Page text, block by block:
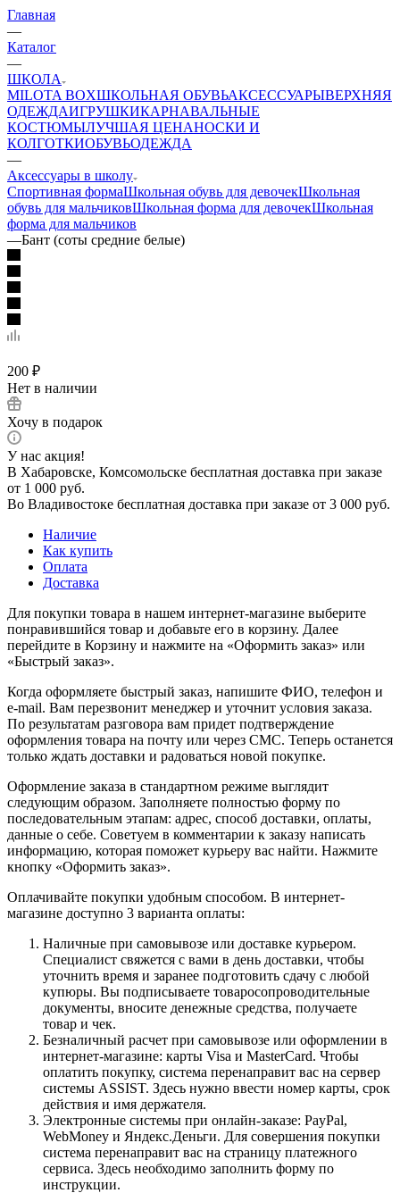
Главная
—
Каталог
—
ШКОЛА
MILOTA BOXШКОЛЬНАЯ ОБУВЬАКСЕССУАРЫВЕРХНЯЯ
ОДЕЖДАИГРУШКИКАРНАВАЛЬНЫЕ
КОСТЮМЫЛУЧШАЯ ЦЕНАНОСКИ И
КОЛГОТКИОБУВЬОДЕЖДА
—
Аксессуары в школу
Спортивная формаШкольная обувь для девочекШкольная
обувь для мальчиковШкольная форма для девочекШкольная
форма для мальчиков
—Бант (соты средние белые)
200 ₽
Нет в наличии
Хочу в подарок
У нас акция!
В Хабаровске, Комсомольске бесплатная доставка при заказе
от 1 000 руб.
Во Владивостоке бесплатная доставка при заказе от 3 000 руб.
Наличие
Как купить
Оплата
Доставка
Для покупки товара в нашем интернет-магазине выберите
понравившийся товар и добавьте его в корзину. Далее
перейдите в Корзину и нажмите на «Оформить заказ» или
«Быстрый заказ».
Когда оформляете быстрый заказ, напишите ФИО, телефон и
e-mail. Вам перезвонит менеджер и уточнит условия заказа.
По результатам разговора вам придет подтверждение
оформления товара на почту или через СМС. Теперь останется
только ждать доставки и радоваться новой покупке.
Оформление заказа в стандартном режиме выглядит
следующим образом. Заполняете полностью форму по
последовательным этапам: адрес, способ доставки, оплаты,
данные о себе. Советуем в комментарии к заказу написать
информацию, которая поможет курьеру вас найти. Нажмите
кнопку «Оформить заказ».
Оплачивайте покупки удобным способом. В интернет-
магазине доступно 3 варианта оплаты:
Наличные при самовывозе или доставке курьером.
Специалист свяжется с вами в день доставки, чтобы
уточнить время и заранее подготовить сдачу с любой
купюры. Вы подписываете товаросопроводительные
документы, вносите денежные средства, получаете
товар и чек.
Безналичный расчет при самовывозе или оформлении в
интернет-магазине: карты Visa и MasterCard. Чтобы
оплатить покупку, система перенаправит вас на сервер
системы ASSIST. Здесь нужно ввести номер карты, срок
действия и имя держателя.
Электронные системы при онлайн-заказе: PayPal,
WebMoney и Яндекс.Деньги. Для совершения покупки
система перенаправит вас на страницу платежного
сервиса. Здесь необходимо заполнить форму по
инструкции.